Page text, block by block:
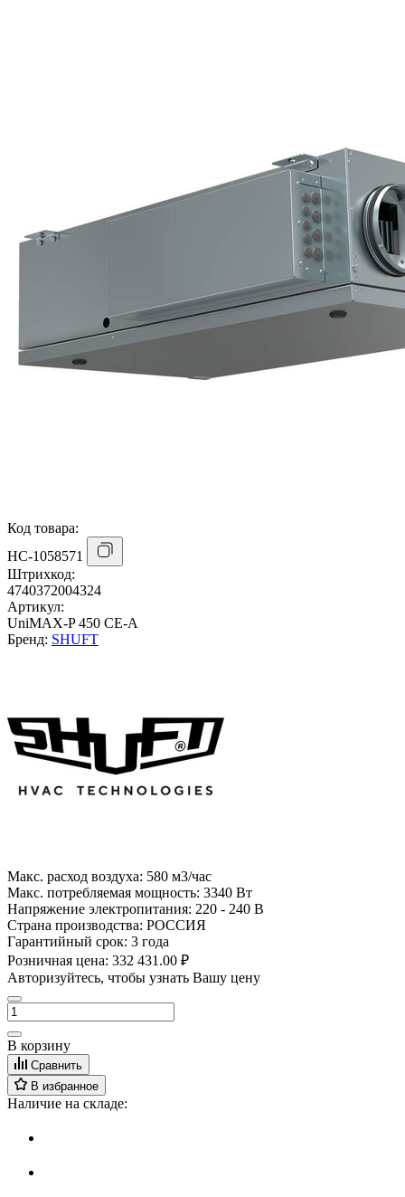
Код товара:
НС-1058571
Штрихкод:
4740372004324
Артикул:
UniMAX-P 450 CE-A
Бренд: SHUFT
Макс. расход воздуха: 580 м3/час
Макс. потребляемая мощность: 3340 Вт
Напряжение электропитания: 220 - 240 В
Страна производства: РОССИЯ
Гарантийный срок: 3 года
Розничная цена: 332 431.00 ₽
Авторизуйтесь, чтобы узнать Вашу цену
В корзину
Сравнить
В избранное
Наличие на складе: